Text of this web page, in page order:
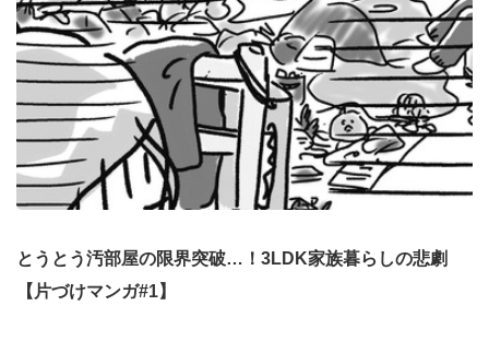
とうとう汚部屋の限界突破…！3LDK家族暮らしの悲劇
【片づけマンガ#1】